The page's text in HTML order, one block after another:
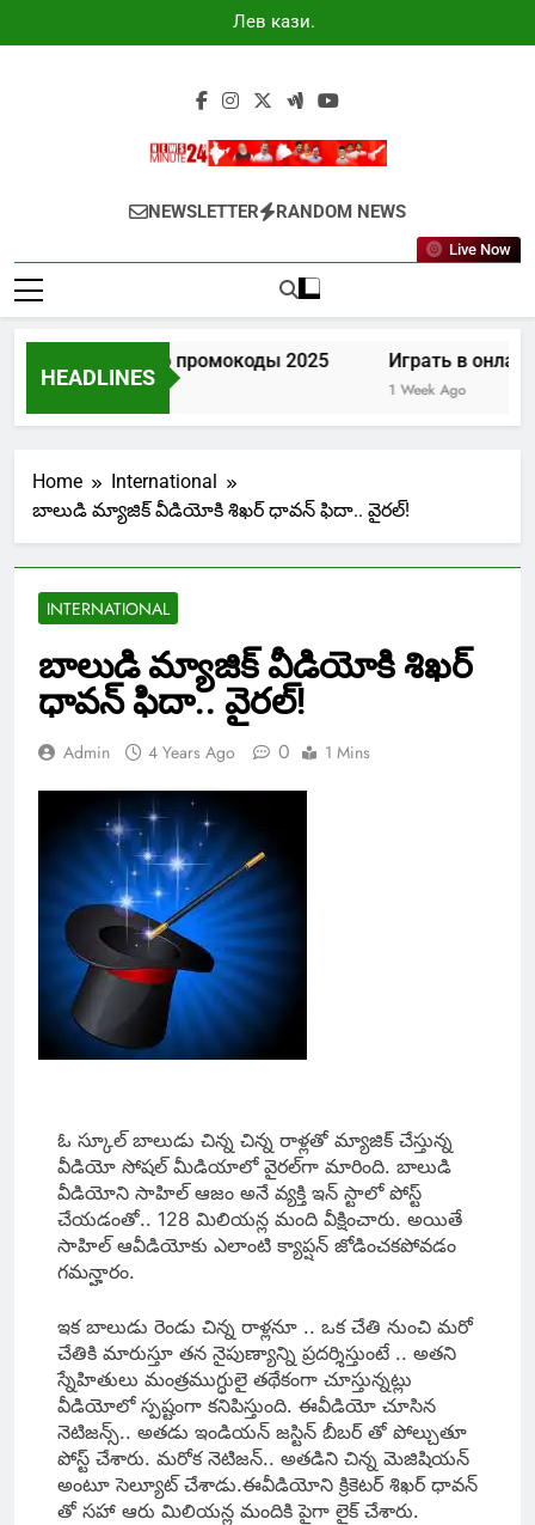
to
Лев казино
промокоды
Newsminute24
Get All Updated Telugu News
NEWSLETTER RANDOM NEWS
Live Now
HEADLINES
Лев казино промокоды 2025
6 Days Ago
Играть в
1 Week Ago
Home
International
బాలుడి మ్యాజిక్ వీడియోకి శిఖర్ ధావన్ ఫిదా.. వైరల్!
INTERNATIONAL
బాలుడి మ్యాజిక్ వీడియోకి శిఖర్
ధావన్ ఫిదా.. వైరల్!
Admin 4 Years Ago 0 1 Mins
ఓ స్కూల్ బాలుడు చిన్న చిన్న రాళ్లతో మ్యాజిక్ చేస్తున్న
వీడియో సోషల్ మీడియాలో వైరల్‌గా మారింది. బాలుడి
వీడియోని సాహిల్ ఆజం అనే వ్యక్తి ఇన్ స్టాలో పోస్ట్
చేయడంతో.. 128 మిలియన్ల మంది వీక్షించారు. అయితే
సాహిల్ ఆవీడియోకు ఎలాంటి క్యాప్షన్ జోడించకపోవడం
గమన్హారం.
ఇక బాలుడు రెండు చిన్న రాళ్లనూ .. ఒక చేతి నుంచి మరో
చేతికి మారుస్తూ తన నైపుణ్యాన్ని ప్రదర్శిస్తుంటే .. అతని
స్నేహితులు మంత్రముగ్ధులై తథేకంగా చూస్తున్నట్లు
వీడియోలో స్పష్టంగా కనిపిస్తుంది. ఈవీడియో చూసిన
నెటిజన్స్.. అతడు ఇండియన్ జస్టిన్ బీబర్ తో పోల్చుతూ
పోస్ట్ చేశారు. మరోక నెటిజన్.. అతడిని చిన్న మెజిషియన్
అంటూ సెల్యూట్ చేశాడు.ఈవీడియోని క్రికెటర్ శిఖర్ ధావన్
తో సహా ఆరు మిలియన్ల మందికి పైగా లైక్ చేశారు.